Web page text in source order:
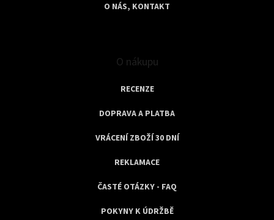
O NÁS, KONTAKT
O nákupu
RECENZE
DOPRAVA A PLATBA
VRÁCENÍ ZBOŽÍ 30 DNÍ
REKLAMACE
ČASTÉ OTÁZKY - FAQ
POKYNY K ÚDRŽBĚ